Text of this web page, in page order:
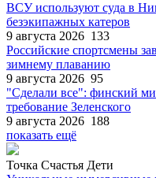
ВСУ используют суда в
безэкипажных катеров
9 августа 2026 133
Российские спортсмены
зимнему плаванию
9 августа 2026 95
"Сделали все": финский
требование Зеленского
9 августа 2026 188
показать ещё
Точка Счастья Дети